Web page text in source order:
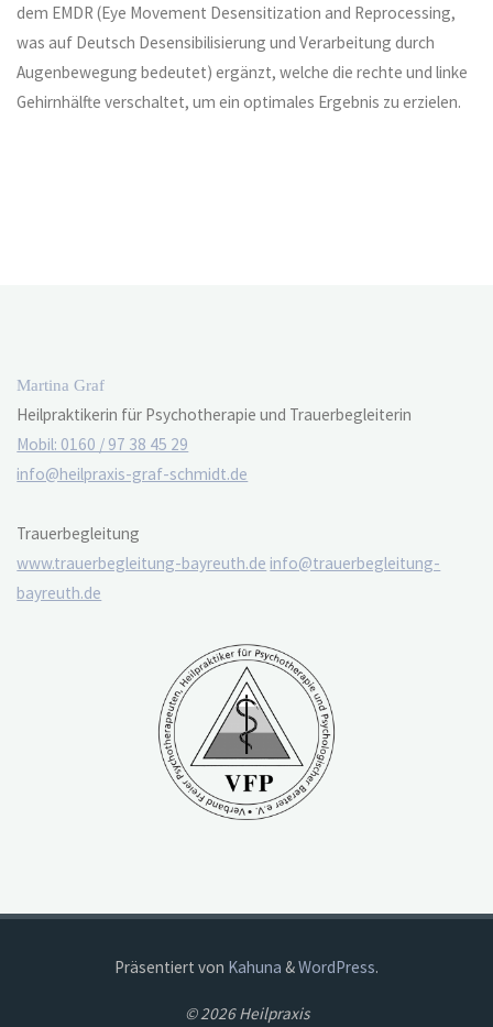
dem EMDR (Eye Movement Desensitization and Reprocessing,
was auf Deutsch Desensibilisierung und Verarbeitung durch
Augenbewegung bedeutet) ergänzt, welche die rechte und linke
Gehirnhälfte verschaltet, um ein optimales Ergebnis zu erzielen.
Martina Graf
Heilpraktikerin für Psychotherapie und Trauerbegleiterin
Mobil: 0160 / 97 38 45 29
info@heilpraxis-graf-schmidt.de
Trauerbegleitung
www.trauerbegleitung-bayreuth.de info@trauerbegleitung-
bayreuth.de
Präsentiert von Kahuna &WordPress.
© 2026 Heilpraxis